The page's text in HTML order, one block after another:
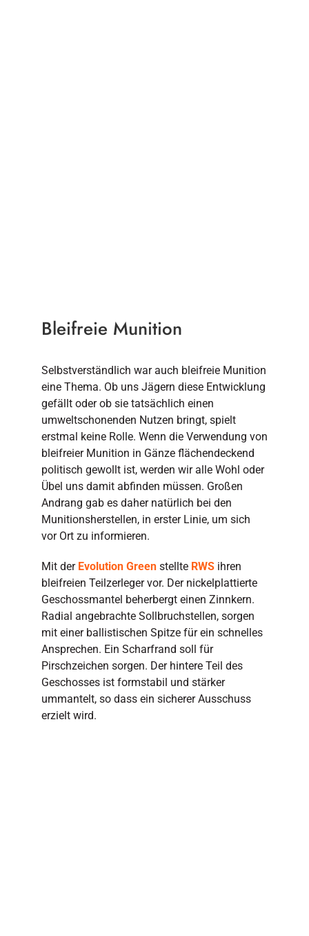
Bleifreie Munition
Selbstverständlich war auch bleifreie Munition
eine Thema. Ob uns Jägern diese Entwicklung
gefällt oder ob sie tatsächlich einen
umweltschonenden Nutzen bringt, spielt
erstmal keine Rolle. Wenn die Verwendung von
bleifreier Munition in Gänze flächendeckend
politisch gewollt ist, werden wir alle Wohl oder
Übel uns damit abfinden müssen. Großen
Andrang gab es daher natürlich bei den
Munitionsherstellen, in erster Linie, um sich
vor Ort zu informieren.
Mit der Evolution Greenstellte RWSihren
bleifreien Teilzerleger vor. Der nickelplattierte
Geschossmantel beherbergt einen Zinnkern.
Radial angebrachte Sollbruchstellen, sorgen
mit einer ballistischen Spitze für ein schnelles
Ansprechen. Ein Scharfrand soll für
Pirschzeichen sorgen. Der hintere Teil des
Geschosses ist formstabil und stärker
ummantelt, so dass ein sicherer Ausschuss
erzielt wird.